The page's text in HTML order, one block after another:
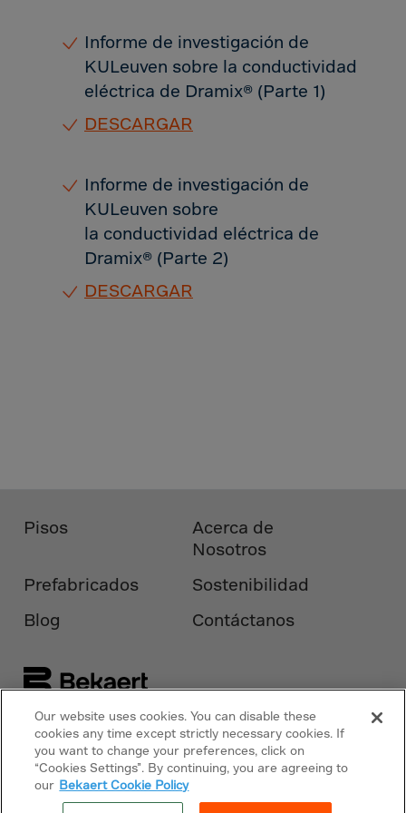
Austria
Azerbaijan
Bahamas
Bangladesh
Barbados
Belarus
Belgium
Belize
Brazil
Brit.Virgin Is.
Bulgaria
Burundi
Cambodia
Cameroon
Informe de investigación de
KULeuven sobre la conductividad
eléctrica de Dramix® (Parte 1)
DESCARGAR
Informe de investigación de
KULeuven sobre
la conductividad eléctrica de
Dramix® (Parte 2)
DESCARGAR
Pisos
Prefabricados
Blog
Acerca de
Nosotros
Sostenibilidad
Contáctanos
Síguenos en Bekaert.com
Avisos
Our website uses cookies. You can disable these
cookies any time except strictly necessary cookies. If
you want to change your preferences, click on
“Cookies Settings”. By continuing, you are agreeing to
our Bekaert Cookie Policy